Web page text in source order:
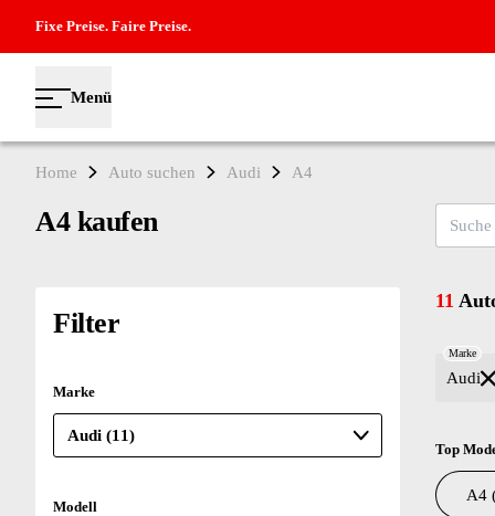
Fixe Preise. Faire Preise.
Menü
Home Auto suchen Audi A4
A4 kaufen
Filter
Marke
Modell
11
Audi
Marke
Top
A4